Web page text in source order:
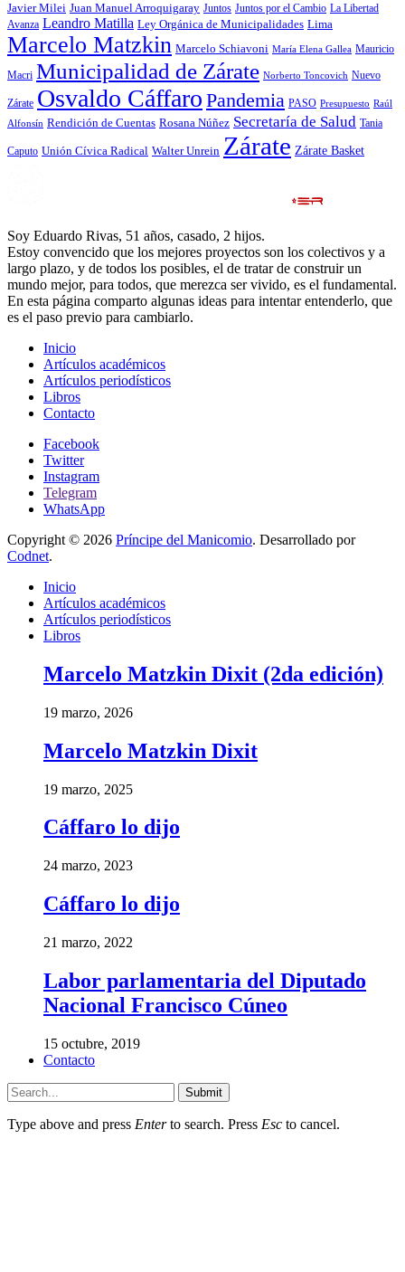
Javier Milei Juan Manuel Arroquigaray Juntos Juntos por el Cambio La Libertad
Avanza Leandro Matilla Ley Orgánica de Municipalidades Lima
Marcelo Matzkin Marcelo Schiavoni María Elena Gallea Mauricio
Macri Municipalidad de Zárate Norberto Toncovich Nuevo
Zárate Osvaldo Cáffaro Pandemia PASO Presupuesto Raúl
Alfonsín Rendición de Cuentas Rosana Núñez Secretaría de Salud Tania
Caputo Unión Cívica Radical Walter Unrein Zárate Zárate Basket
Soy Eduardo Rivas, 51 años, casado, 2 hijos.
Estoy convencido que los mejores proyectos son los colectivos y a
largo plazo, y de todos los posibles, el de tratar de construir un
mundo mejor, para todos, que merezca ser vivido, es el fundamental.
En esta página comparto algunas ideas para intentar entenderlo, que
es el paso previo para cambiarlo.
Inicio
Artículos académicos
Artículos periodísticos
Libros
Contacto
Facebook
Twitter
Instagram
Telegram
WhatsApp
Copyright © 2026 Príncipe del Manicomio. Desarrollado por
Codnet.
Inicio
Artículos académicos
Artículos periodísticos
Libros
Marcelo Matzkin Dixit (2da edición)
19 marzo, 2026
Marcelo Matzkin Dixit
19 marzo, 2025
Cáffaro lo dijo
24 marzo, 2023
Cáffaro lo dijo
21 marzo, 2022
Labor parlamentaria del Diputado
Nacional Francisco Cúneo
15 octubre, 2019
Contacto
Submit
Type above and press Enterto search. Press Esc to cancel.